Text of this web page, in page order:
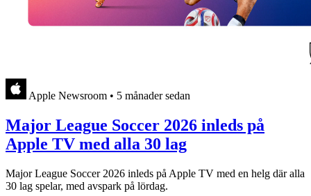
Apple Newsroom • 5 månader sedan
Major League Soccer 2026 inleds på
Apple TV med alla 30 lag
Major League Soccer 2026 inleds på Apple TV med en helg där alla
30 lag spelar, med avspark på lördag.